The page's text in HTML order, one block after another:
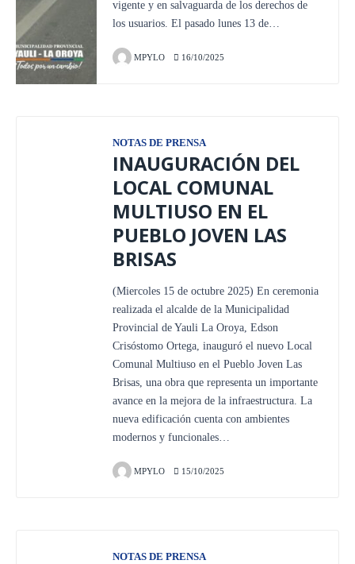
vigente y en salvaguarda de los derechos de
los usuarios. El pasado lunes 13 de…
MPYLO 16/10/2025
NOTAS DE PRENSA
INAUGURACIÓN DEL
LOCAL COMUNAL
MULTIUSO EN EL
PUEBLO JOVEN LAS
BRISAS
(Miercoles 15 de octubre 2025) En ceremonia
realizada el alcalde de la Municipalidad
Provincial de Yauli La Oroya, Edson
Crisóstomo Ortega, inauguró el nuevo Local
Comunal Multiuso en el Pueblo Joven Las
Brisas, una obra que representa un importante
avance en la mejora de la infraestructura. La
nueva edificación cuenta con ambientes
modernos y funcionales…
MPYLO 15/10/2025
NOTAS DE PRENSA